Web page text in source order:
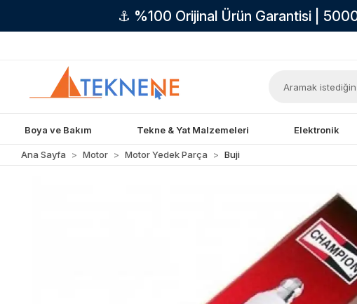
⚓ %100 Orijinal Ürün Garantisi |
Boya ve Bakım Tekne & Yat Malzemeleri Elektronik
Ana Sayfa Motor Motor Yedek Parça Buji